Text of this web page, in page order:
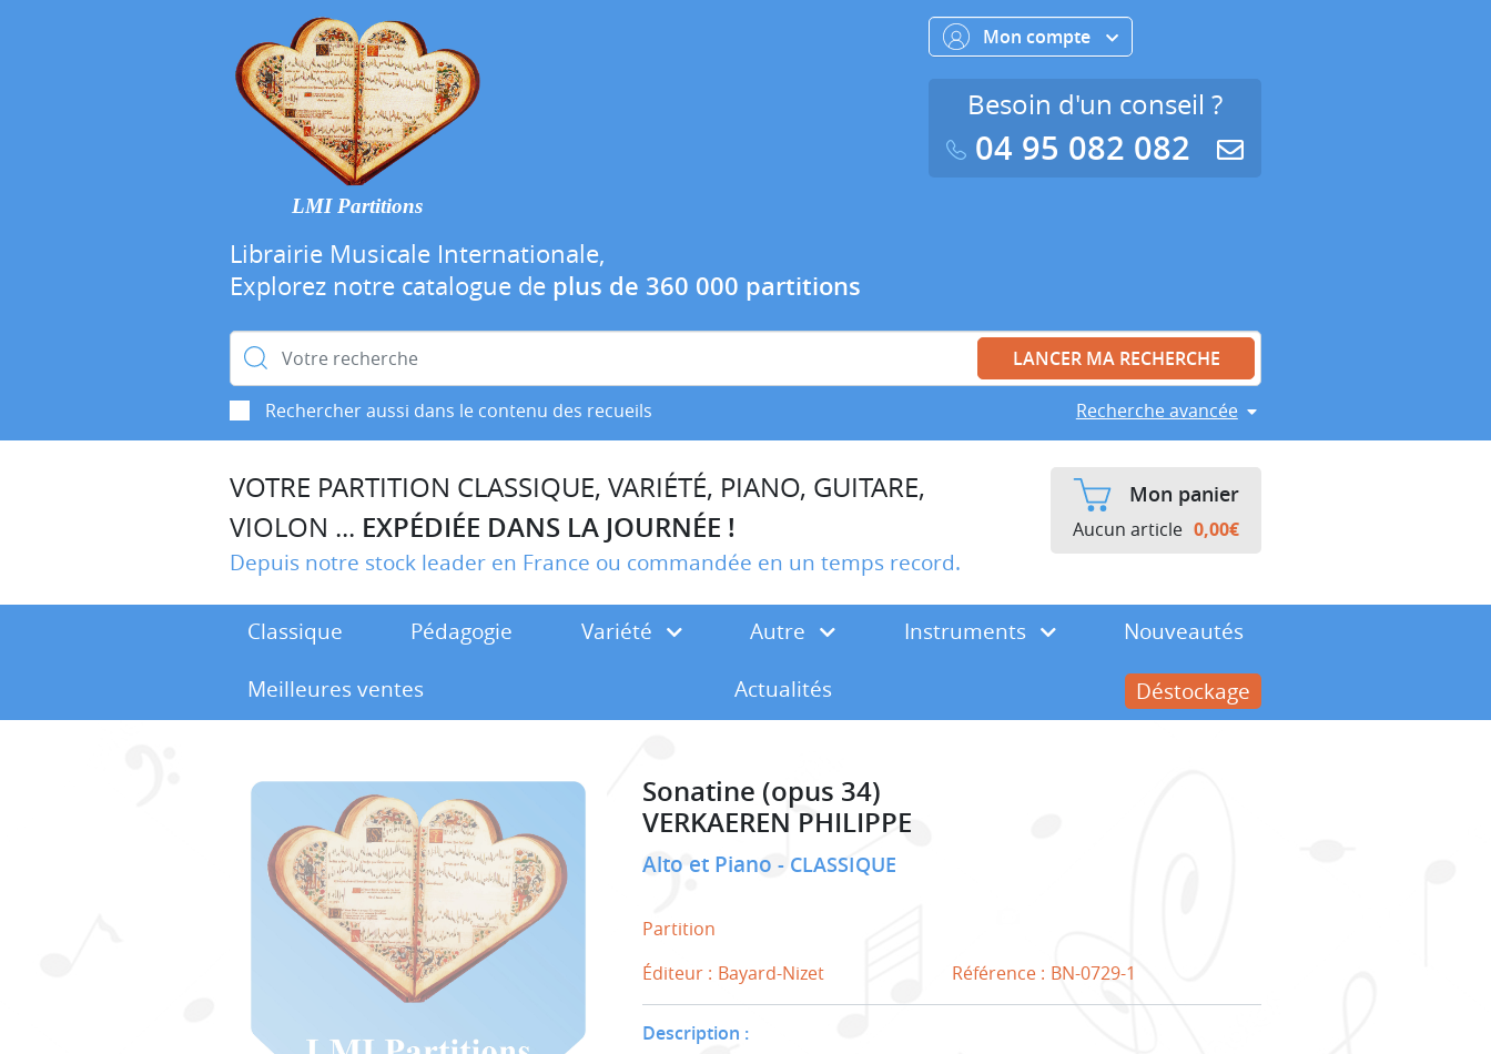
LMI Partitions
Librairie Musicale Internationale,
Explorez notre catalogue de plus de 360 000 partitions
Rechercher :
Rechercher aussi dans le contenu des recueils Recherche avancée
Mon compte
Besoin d'un conseil ?
04 95 082 082
VOTRE PARTITION CLASSIQUE, VARIÉTÉ, PIANO, GUITARE,
VIOLON ... EXPÉDIÉE DANS LA JOURNÉE !
Depuis notre stock leader en France ou commandée en un temps record.
Mon panier
Aucun article 0,00€
Classique Pédagogie Variété Autre Instruments
Nouveautés
Meilleures ventes
Actualités Déstockage
Sonatine (opus 34)
VERKAEREN PHILIPPE
Alto et Piano CLASSIQUE
Partition
Éditeur : Bayard-Nizet Référence : BN-0729-1
Description :